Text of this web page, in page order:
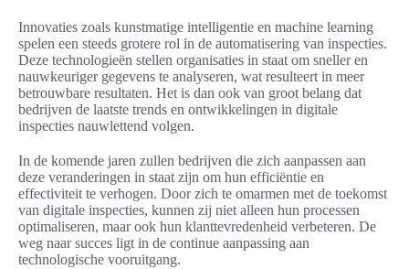
Innovaties zoals kunstmatige intelligentie en machine learning
spelen een steeds grotere rol in de automatisering van inspecties.
Deze technologieën stellen organisaties in staat om sneller en
nauwkeuriger gegevens te analyseren, wat resulteert in meer
betrouwbare resultaten. Het is dan ook van groot belang dat
bedrijven de laatste trends en ontwikkelingen in digitale
inspecties nauwlettend volgen.
In de komende jaren zullen bedrijven die zich aanpassen aan
deze veranderingen in staat zijn om hun efficiëntie en
effectiviteit te verhogen. Door zich te omarmen met de toekomst
van digitale inspecties, kunnen zij niet alleen hun processen
optimaliseren, maar ook hun klanttevredenheid verbeteren. De
weg naar succes ligt in de continue aanpassing aan
technologische vooruitgang.